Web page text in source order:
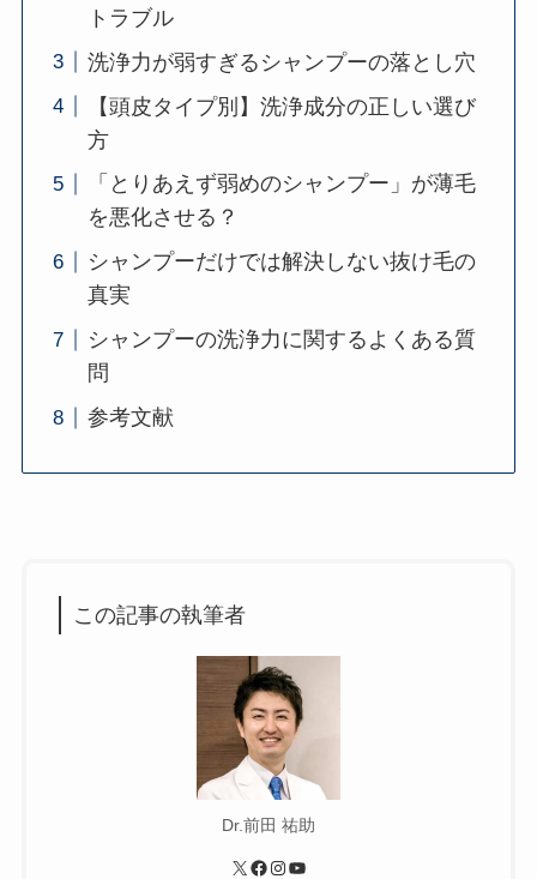
トラブル
洗浄力が弱すぎるシャンプーの落とし穴
【頭皮タイプ別】洗浄成分の正しい選び
方
「とりあえず弱めのシャンプー」が薄毛
を悪化させる？
シャンプーだけでは解決しない抜け毛の
真実
シャンプーの洗浄力に関するよくある質
問
参考文献
この記事の執筆者
Dr.前田 祐助
X Facebook Instagram YouTube